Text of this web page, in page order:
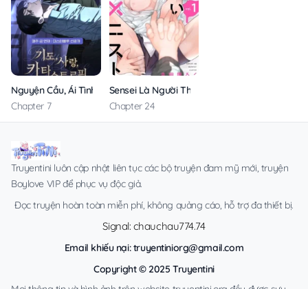
Nguyện Cầu, Ái Tình, Tai Ương
Chapter 7
Sensei Là Người Thích Chơi Mông
Chapter 24
Truyentini luôn cập nhật liên tục các bộ truyện đam mỹ mới, truyện
Boylove VIP để phục vụ độc giả.
Đọc truyện hoàn toàn miễn phí, không quảng cáo, hỗ trợ đa thiết bị.
Signal: chauchau774.74
Email khiếu nại:truyentiniorg@gmail.com
Copyright © 2025 Truyentini